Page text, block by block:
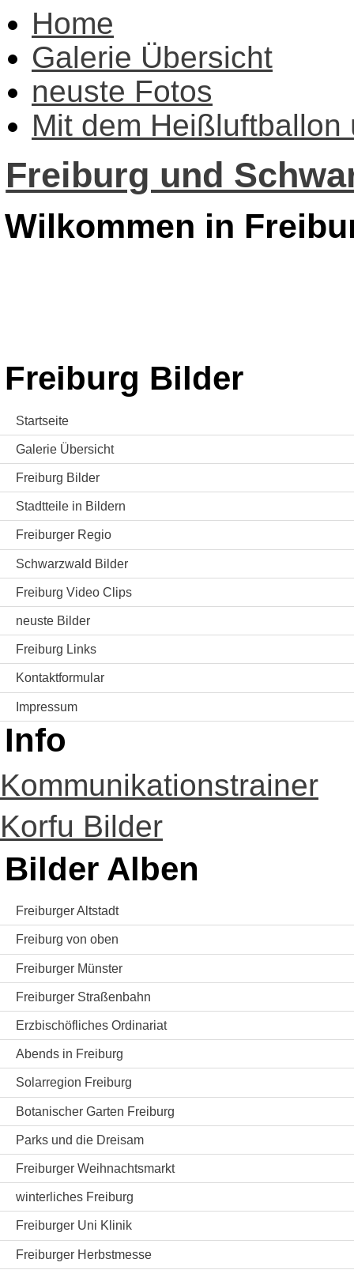
Home
Galerie Übersicht
neuste Fotos
Mit dem Heißluftballon
Freiburg und
Wilkommen in
Freiburg Bilder
Startseite
Galerie Übersicht
Freiburg Bilder
Stadtteile in Bildern
Freiburger Regio
Schwarzwald Bilder
Freiburg Video Clips
neuste Bilder
Freiburg Links
Kontaktformular
Impressum
Info
Kommunikationstrainer
Korfu Bilder
Bilder Alben
Freiburger Altstadt
Freiburg von oben
Freiburger Münster
Freiburger Straßenbahn
Erzbischöfliches Ordinariat
Abends in Freiburg
Solarregion Freiburg
Botanischer Garten Freiburg
Parks und die Dreisam
Freiburger Weihnachtsmarkt
winterliches Freiburg
Freiburger Uni Klinik
Freiburger Herbstmesse